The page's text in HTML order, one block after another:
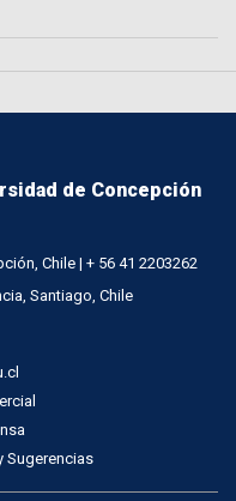
de Concepción
Chile | + 56 41 2203262
Santiago, Chile
Sugerencias